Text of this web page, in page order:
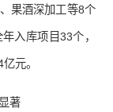
果酒深加工等8个
入库项目33个，
元。
著